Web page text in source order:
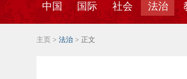
中国 国际 社会 法治
主页 > 法治 > 正文